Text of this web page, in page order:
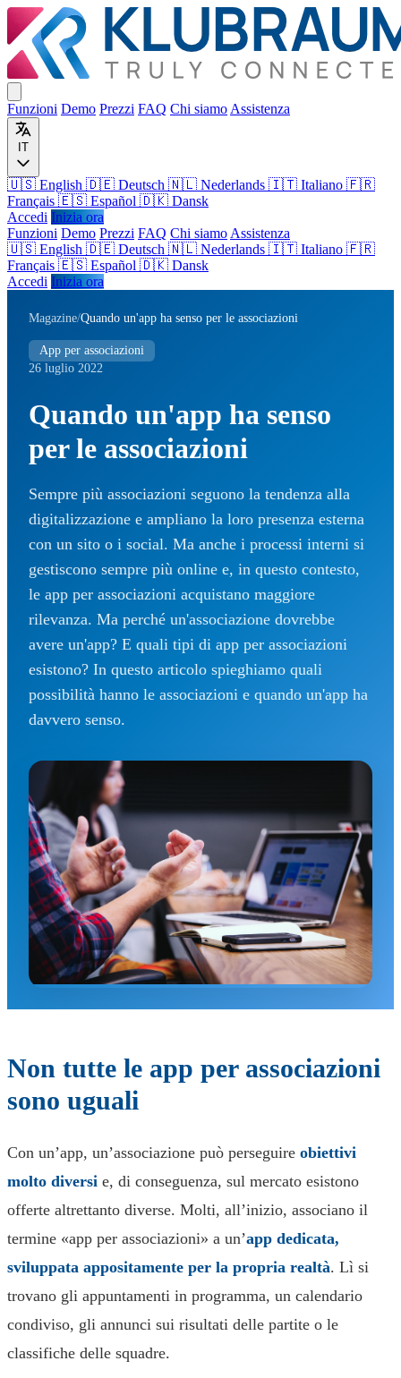
Funzioni Demo Prezzi FAQ Chi siamo Assistenza
IT
🇺🇸 English 🇩🇪 Deutsch 🇳🇱 Nederlands 🇮🇹 Italiano 🇫🇷
Français 🇪🇸 Español 🇩🇰 Dansk
Accedi Inizia ora
Funzioni Demo Prezzi FAQ Chi siamo Assistenza
🇺🇸 English 🇩🇪 Deutsch 🇳🇱 Nederlands 🇮🇹 Italiano 🇫🇷
Français 🇪🇸 Español 🇩🇰 Dansk
Accedi Inizia ora
Magazine/Quando un'app ha senso per le associazioni
App per associazioni
26 luglio 2022
Quando un'app ha senso
per le associazioni
Sempre più associazioni seguono la tendenza alla
digitalizzazione e ampliano la loro presenza esterna
con un sito o i social. Ma anche i processi interni si
gestiscono sempre più online e, in questo contesto,
le app per associazioni acquistano maggiore
rilevanza. Ma perché un'associazione dovrebbe
avere un'app? E quali tipi di app per associazioni
esistono? In questo articolo spieghiamo quali
possibilità hanno le associazioni e quando un'app ha
davvero senso.
Non tutte le app per associazioni
sono uguali
Con un’app, un’associazione può perseguire obiettivi
molto diversi e, di conseguenza, sul mercato esistono
offerte altrettanto diverse. Molti, all’inizio, associano il
termine «app per associazioni» a un’app dedicata,
sviluppata appositamente per la propria realtà. Lì si
trovano gli appuntamenti in programma, un calendario
condiviso, gli annunci sui risultati delle partite o le
classifiche delle squadre.